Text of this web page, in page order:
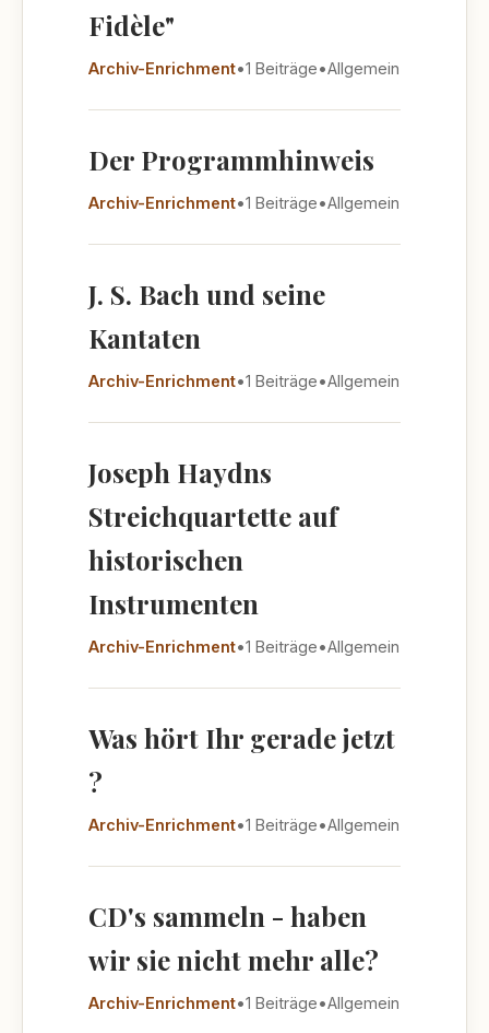
Fidèle"
Archiv-Enrichment•1 Beiträge•Allgemein
Der Programmhinweis
Archiv-Enrichment•1 Beiträge•Allgemein
J. S. Bach und seine
Kantaten
Archiv-Enrichment•1 Beiträge•Allgemein
Joseph Haydns
Streichquartette auf
historischen
Instrumenten
Archiv-Enrichment•1 Beiträge•Allgemein
Was hört Ihr gerade jetzt
?
Archiv-Enrichment•1 Beiträge•Allgemein
CD's sammeln - haben
wir sie nicht mehr alle?
Archiv-Enrichment•1 Beiträge•Allgemein